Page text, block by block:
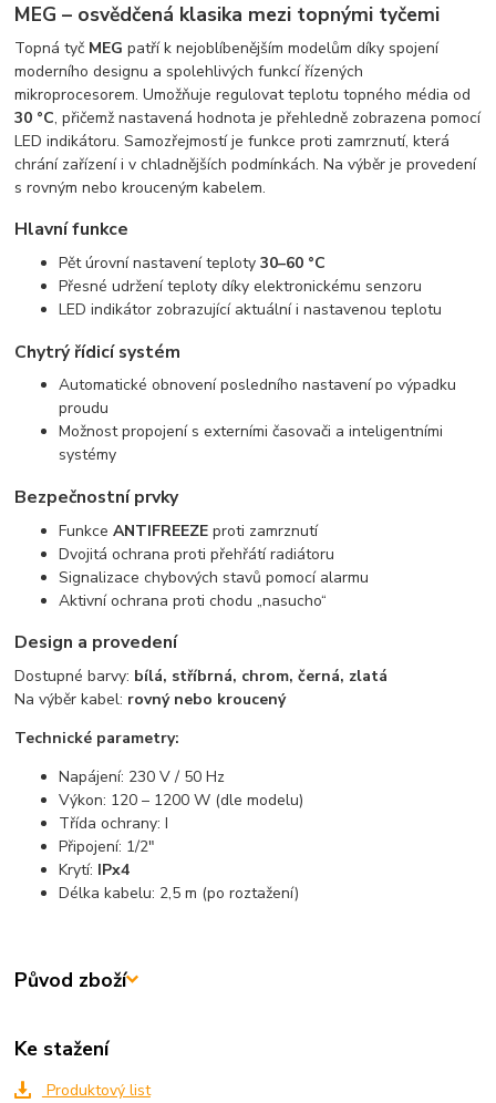
MEG – osvědčená klasika mezi topnými tyčemi
Topná tyč MEG patří k nejoblíbenějším modelům díky spojení
moderního designu a spolehlivých funkcí řízených
mikroprocesorem. Umožňuje regulovat teplotu topného média od
30 °C, přičemž nastavená hodnota je přehledně zobrazena pomocí
LED indikátoru. Samozřejmostí je funkce proti zamrznutí, která
chrání zařízení i v chladnějších podmínkách. Na výběr je provedení
s rovným nebo krouceným kabelem.
Hlavní funkce
Pět úrovní nastavení teploty30–60 °C
Přesné udržení teploty díky elektronickému senzoru
LED indikátor zobrazující aktuální i nastavenou teplotu
Chytrý řídicí systém
Automatické obnovení posledního nastavení po výpadku
proudu
Možnost propojení s externími časovači a inteligentními
systémy
Bezpečnostní prvky
FunkceANTIFREEZE proti zamrznutí
Dvojitá ochrana proti přehřátí radiátoru
Signalizace chybových stavů pomocí alarmu
Aktivní ochrana proti chodu „nasucho“
Design a provedení
Dostupné barvy: bílá, stříbrná, chrom, černá, zlatá
Na výběr kabel: rovný nebo kroucený
Technické parametry:
Napájení: 230 V / 50 Hz
Výkon: 120 – 1200 W (dle modelu)
Třída ochrany: I
Připojení: 1/2"
Krytí: IPx4
Délka kabelu: 2,5 m (po roztažení)
Původ zboží
Ke stažení
Produktový list